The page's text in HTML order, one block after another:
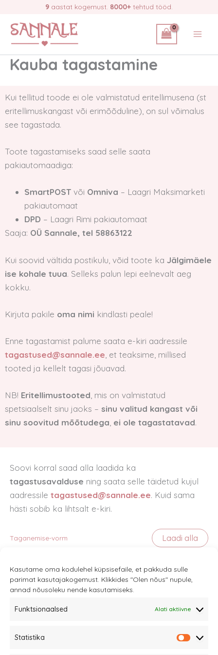
Kasutame oma kodulehel küpsisefaile, et pakkuda sulle
parimat kasutajakogemust. Klikkides "Olen nõus" nupule,
annad nõusoleku nende kasutamiseks.
Funktsionaalsed Alati aktiivne
Statistika
content
9 aastat kogemust. 8000+ tehtud tööd.
Kauba tagastamine
Kui tellitud toode ei ole valmistatud eritellimusena (st
eritellimuskangast või erimõõduline), on sul võimalus
see tagastada.
Toote tagastamiseks saad selle saata
pakiautomaadiga:
SmartPOST või Omniva – Laagri Maksimarketi
pakiautomaat
DPD – Laagri Rimi pakiautomaat
Saaja: OÜ Sannale, tel 58863122
Kui soovid vältida postikulu, võid toote ka Jälgimäele
ise kohale tuua. Selleks palun lepi eelnevalt aeg
kokku.
Kirjuta pakile oma nimi kindlasti peale!
Enne tagastamist palume saata e-kiri aadressile
tagastused@sannale.ee , et teaksime, millised
tooted ja kellelt tagasi jõuavad.
NB! Eritellimustooted , mis on valmistatud
spetsiaalselt sinu jaoks – sinu valitud kangast või
sinu soovitud mõõtudega ei ole tagastatavad.
Soovi korral saad alla laadida ka
tagastusavalduse ning saata selle täidetud kujul
aadressile tagastused@sannale.ee. Kuid sama
hästi sobib ka lihtsalt e-kiri.
Taganemise-vorm Laadi alla